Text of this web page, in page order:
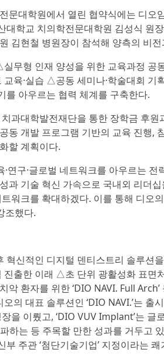
문대학원에서 열린 협약식에는 디
대학교 치의학전문대학원 김성식 원
김현철 병원장이 참석해 양측의 비
무형 인재 양성을 위한 교육과정
교육·실습 △공동 세미나·학술대회
를 아우르는 협력 체계를 구축한다.
과대학발전재단을 통한 장학금 후
동 개발 프로그램 기반의 교육 진행,
할 계획이다.
·연구·글로벌 네트워크를 아우르는
과 기술 혁신 가속으로 국내외 리더
워크를 확대하겠다. 이를 통해 디오
조했다.
혁신적인 디지털 덴티스트리 솔루션
진출한 이래 △초 단위 광활성화 표면
악 환자를 위한 ‘DIO NAVI. Full
의 대표 솔루션인 ‘DIO NAVI.’는
을 이뤘고, ‘DIO VUV Implant’는 글
하는 등 주목할 만한 성과를 거두고
주관 ‘첨단기술기업’ 지정이라는